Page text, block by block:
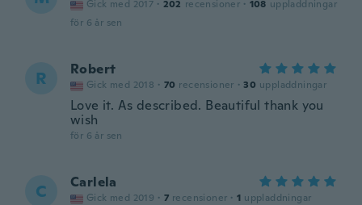
Gick med 2017 · 202 recensioner · 108 uppladdningar
för 6 år sen
R Robert
Gick med 2018 · 70 recensioner · 30 uppladdningar
Love it. As described. Beautiful thank you
wish
för 6 år sen
C Carlela
Gick med 2019 · 7 recensioner · 1 uppladdningar